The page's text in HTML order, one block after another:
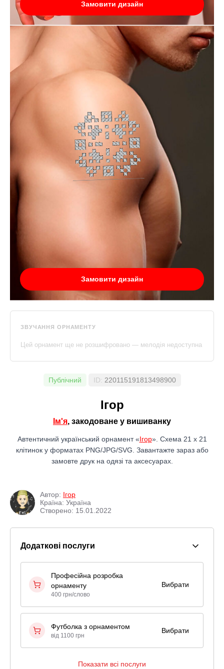
Замовити дизайн
Замовити дизайн
ЗВУЧАННЯ ОРНАМЕНТУ
Цей орнамент ще не розшифровано — мелодія недоступна
Публічний ID: 220115191813498900
Ігор
Ім'я, закодоване у вишиванку
Автентичний український орнамент «Ігор». Схема 21 x 21
клітинок у форматах PNG/JPG/SVG. Завантажте зараз або
замовте друк на одязі та аксесуарах.
Автор: Ігор
Країна: Україна
Створено: 15.01.2022
Додаткові послуги
Професійна розробка
орнаменту
400 грн/слово
Вибрати
Футболка з орнаментом
від 1100 грн
Вибрати
Показати всі послуги